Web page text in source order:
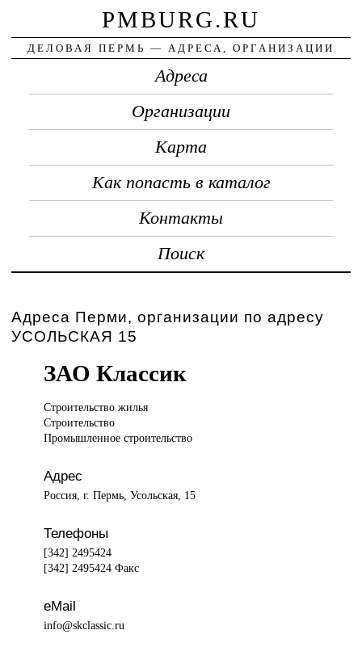
PMBURG.RU
ДЕЛОВАЯ ПЕРМЬ — АДРЕСА, ОРГАНИЗАЦИИ
Адреса
Организации
Карта
Как попасть в каталог
Контакты
Поиск
Адреса Перми, организации по адресу
УСОЛЬСКАЯ 15
ЗАО Классик
Строительство жилья
Строительство
Промышленное строительство
Адрес
Россия, г. Пермь, Усольская, 15
Телефоны
[342] 2495424
[342] 2495424 Факс
eMail
info@skclassic.ru